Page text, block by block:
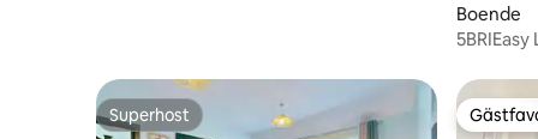
Boende
Superhost
Superhost